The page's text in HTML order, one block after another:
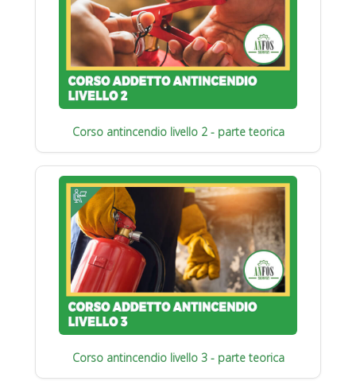
Corso antincendio livello 2 - parte teorica
Corso antincendio livello 3 - parte teorica